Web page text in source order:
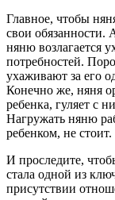
​Главное, чтобы
свои обязанности.
няню возлагается
потребностей.
ухаживают за его
Конечно же, няня
ребенка, гуляет с
Нагружать няню
ребенком, не стоит.
​И проследите,
стала одной из
присутствии